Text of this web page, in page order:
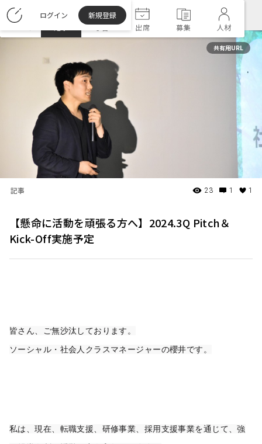
ログイン
新規登録
学習 出席 募集 人材
共有用URL
記事 23 1 1
【懸命に活動を頑張る方へ】2024.3Q Pitch＆
Kick-Off実施予定
皆さん、ご無沙汰しております。
ソーシャル・社会人クラスマネージャーの櫻井です。
私は、現在、転職支援、研修事業、採用支援事業を通じて、強